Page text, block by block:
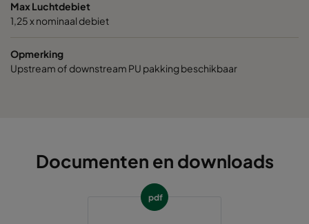
Max Luchtdebiet
1,25 x nominaal debiet
Opmerking
Upstream of downstream PU pakking beschikbaar
Documenten en downloads
pdf